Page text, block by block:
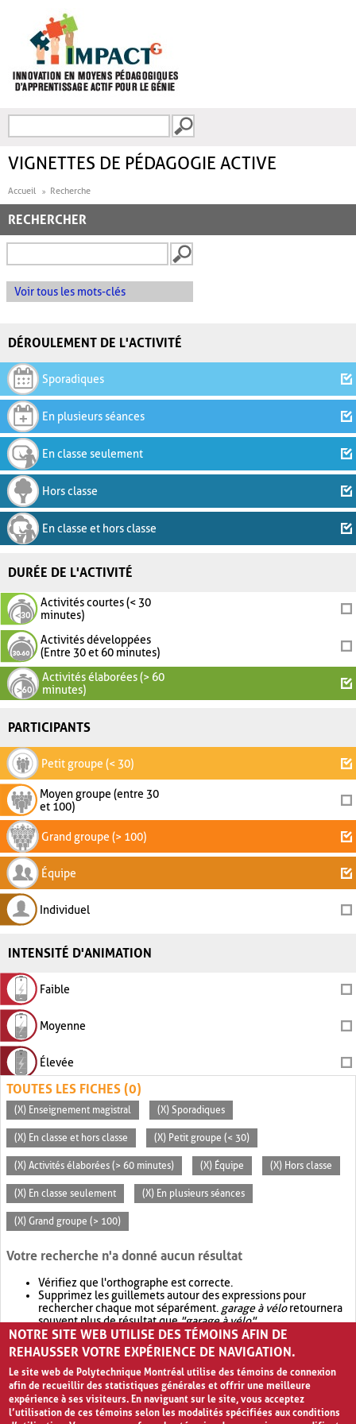
FORMULAIRE DE
VIGNETTES DE PÉDAGOGIE ACTIVE
Accueil Recherche
RECHERCHER
Voir tous les mots-clés
DÉROULEMENT DE L'ACTIVITÉ
Sporadiques
En plusieurs séances
En classe seulement
Hors classe
En classe et hors classe
DURÉE DE L'ACTIVITÉ
Activités courtes (< 30
minutes)
Activités développées
(Entre 30 et 60 minutes)
Activités élaborées (> 60
minutes)
PARTICIPANTS
Petit groupe (< 30)
Moyen groupe (entre 30
et 100)
Grand groupe (> 100)
Équipe
Individuel
INTENSITÉ D'ANIMATION
Faible
Moyenne
Élevée
TOUTES LES FICHES (0)
(X) Enseignement magistral (X) Sporadiques
(X) En classe et hors classe (X) Petit groupe (< 30)
(X) Activités élaborées (> 60 minutes) (X) Équipe (X) Hors classe
(X) En classe seulement (X) En plusieurs séances
(X) Grand groupe (> 100)
Votre recherche n'a donné aucun résultat
Vérifiez que l'orthographe est correcte.
Supprimez les guillemets autour des expressions pour
rechercher chaque mot séparément. garage à véloretournera
souvent plus de résultat que"garage à vélo".
Envisagez d'élargir votre recherche avec OR.garage OR vélo
retournera souvent plus de résultat quegarage à vélo
NOTRE SITE WEB UTILISE DES TÉMOINS AFIN DE
REHAUSSER VOTRE EXPÉRIENCE DE NAVIGATION.
Le site web de Polytechnique Montréal utilise des témoins de connexion
afin de recueillir des statistiques générales et offrir une meilleure
expérience à ses visiteurs. En naviguant sur le site, vous acceptez
l’utilisation de ces témoins selon les modalités spécifiées aux conditions